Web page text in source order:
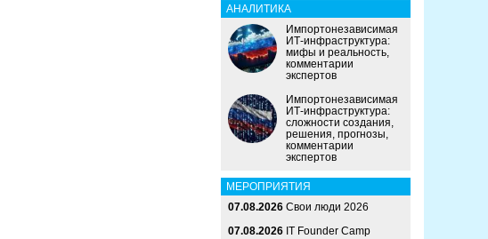
АНАЛИТИКА
Импортонезависимая
ИТ-инфраструктура:
мифы и реальность,
комментарии
экспертов
Импортонезависимая
ИТ-инфраструктура:
сложности создания,
решения, прогнозы,
комментарии
экспертов
МЕРОПРИЯТИЯ
07.08.2026 Свои люди 2026
07.08.2026 IT Founder Camp